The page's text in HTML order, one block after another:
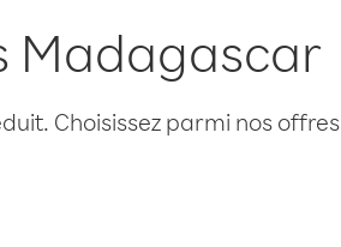
Madagascar
Choisissez parmi nos offres